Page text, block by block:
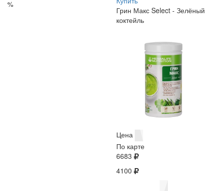
%
Грин Макс Select - Зелёный
коктейль
Цена
По карте
6683
4100